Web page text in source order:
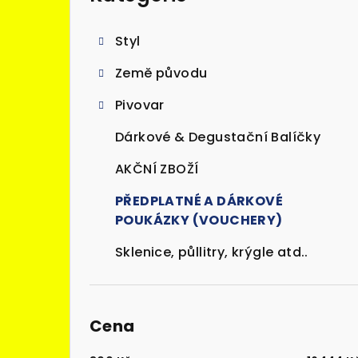
kategorie
Styl
Země původu
Pivovar
Dárkové & Degustační Balíčky
AKČNÍ ZBOŽÍ
PŘEDPLATNÉ A DÁRKOVÉ
POUKÁZKY (VOUCHERY)
Sklenice, půllitry, krýgle atd..
Cena